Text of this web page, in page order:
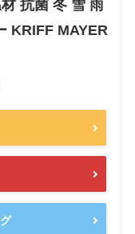
抗菌 冬 雪 雨
KRIFF MAYER